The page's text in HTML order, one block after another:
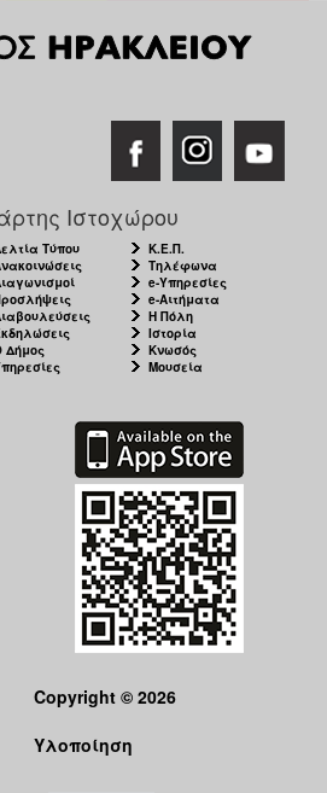
Ιστοχώρου
Τύπου
Δήμος
Κ.Ε.Π.
Τηλέφωνα
e-Υπηρεσίες
e-Αιτήματα
Η Πόλη
Ιστορία
Κνωσός
Μουσεία
Copyright © 2026
Υλοποίηση